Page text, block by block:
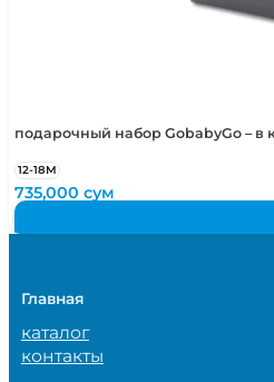
подарочный набор GobabyGo – в
12-18М
735,000сум
Главная
каталог
контакты